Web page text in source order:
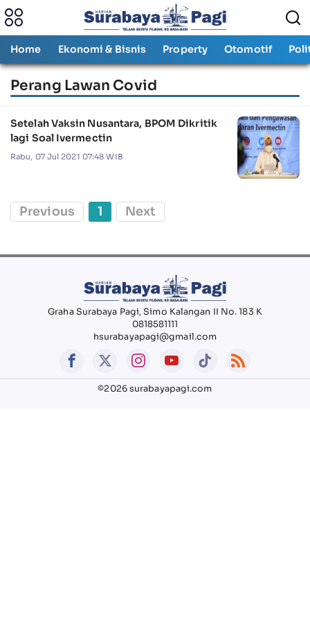
Home Ekonomi & Bisnis Property Otomotif
Perang Lawan Covid
Setelah Vaksin Nusantara, BPOM Dikritik
lagi Soal Ivermectin
Rabu, 07 Jul 2021 07:48 WIB
Previous 1 Next
Graha Surabaya Pagi, Simo Kalangan II No. 183 K
0818581111
hsurabayapagi@gmail.com
©2026 surabayapagi.com